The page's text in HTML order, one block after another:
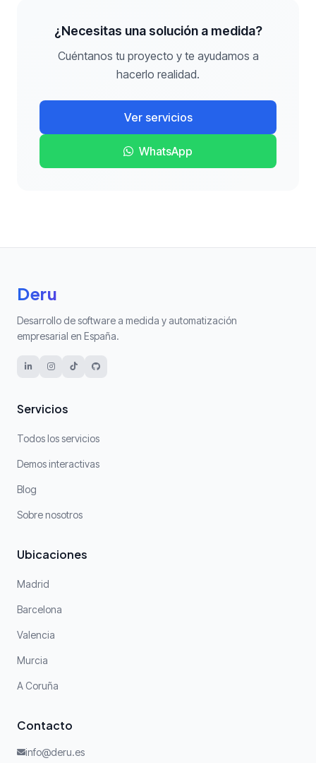
¿Necesitas una solución a medida?
Cuéntanos tu proyecto y te ayudamos a
hacerlo realidad.
Ver servicios
WhatsApp
Deru
Desarrollo de software a medida y automatización
empresarial en España.
Servicios
Todos los servicios
Demos interactivas
Blog
Sobre nosotros
Ubicaciones
Madrid
Barcelona
Valencia
Murcia
A Coruña
Contacto
info@deru.es